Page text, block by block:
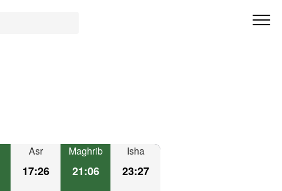
Asr
17:26
Maghrib
21:06
Isha
23:27